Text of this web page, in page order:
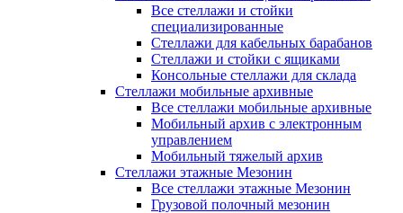
Все стеллажи и стойки
специализированные
Стеллажи для кабельных барабанов
Стеллажи и стойки с ящиками
Консольные стеллажи для склада
Стеллажи мобильные архивные
Все стеллажи мобильные архивные
Мобильный архив с электронным
управлением
Мобильный тяжелый архив
Стеллажи этажные Мезонин
Все стеллажи этажные Мезонин
Грузовой полочный мезонин